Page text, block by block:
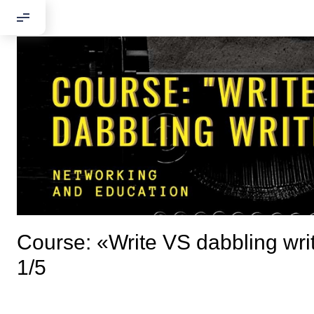
Добрый
Если вы
Course: «Write VS dabbling
1/5